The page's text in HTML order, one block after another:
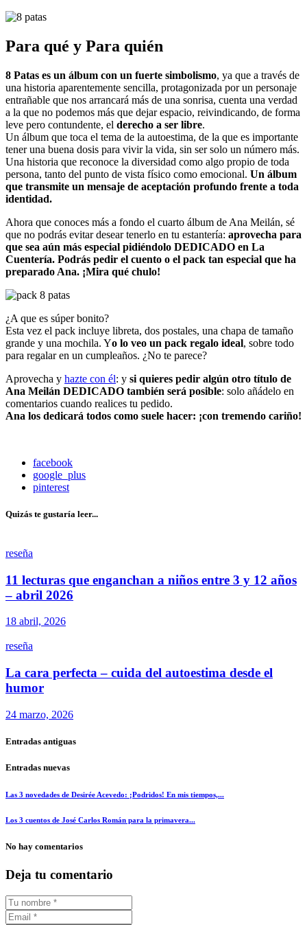
Para qué y Para quién
8 Patas es un álbum con un fuerte simbolismo, ya que a través de
una historia aparentemente sencilla, protagonizada por un personaje
entrañable que nos arrancará más de una sonrisa, cuenta una verdad
a la que no podemos más que dejar espacio, reivindicando, de forma
leve pero contundente, el derecho a ser libre.
Un álbum que toca el tema de la autoestima, de la que es importante
tener una buena dosis para vivir la vida, sin ser solo un número más.
Una historia que reconoce la diversidad como algo propio de toda
persona, tanto del punto de vista físico como emocional. Un álbum
que transmite un mensaje de aceptación profundo frente a toda
identidad.
Ahora que conoces más a fondo el cuarto álbum de Ana Meilán, sé
que no podrás evitar desear tenerlo en tu estantería: aprovecha para
que sea aún más especial pidiéndolo DEDICADO en La
Cuentería. Podrás pedir el cuento o el pack tan especial que ha
preparado Ana. ¡Mira qué chulo!
¿A que es súper bonito?
Esta vez el pack incluye libreta, dos postales, una chapa de tamaño
grande y una mochila. Yo lo veo un pack regalo ideal, sobre todo
para regalar en un cumpleaños. ¿No te parece?
Aprovecha y hazte con él: y si quieres pedir algún otro título de
Ana Meilán DEDICADO también será posible: solo añádelo en
comentarios cuando realices tu pedido.
Ana los dedicará todos como suele hacer: ¡con tremendo cariño!
facebook
google_plus
pinterest
Quizás te gustaría leer...
reseña
11 lecturas que enganchan a niños entre 3 y 12 años
– abril 2026
18 abril, 2026
reseña
La cara perfecta – cuida del autoestima desde el
humor
24 marzo, 2026
Entradas antiguas
Entradas nuevas
Las 3 novedades de Desirée Acevedo: ¡Podridos! En mis tiempos,...
Los 3 cuentos de José Carlos Román para la primavera...
No hay comentarios
Deja tu comentario